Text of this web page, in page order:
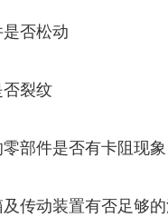
是否松动
否裂纹
零部件是否有卡阻现象
及传动装置有否足够